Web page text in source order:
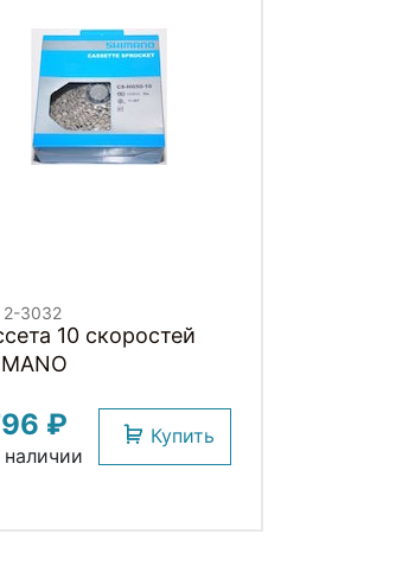
2-3032
10 скоростей
₽ Купить